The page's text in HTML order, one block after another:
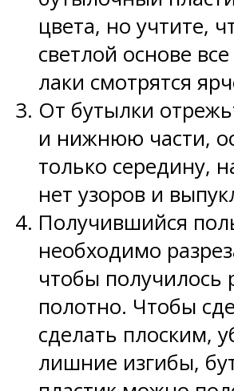
цвета, но учтите,
светлой основе
лаки смотрятся
От бутылки
и нижнюю части,
только середину,
нет узоров и
Получившийся
необходимо
чтобы получилось
полотно. Чтобы
сделать плоским,
лишние изгибы,